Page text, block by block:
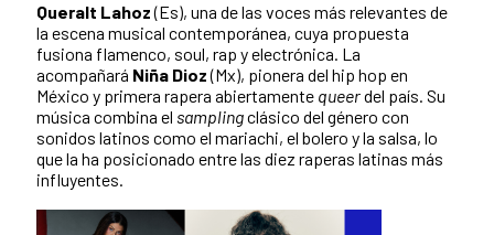
Queralt Lahoz(Es), una de las voces más relevantes de
la escena musical contemporánea, cuya propuesta
fusiona flamenco, soul, rap y electrónica. La
acompañará Niña Dioz(Mx), pionera del hip hop en
México y primera rapera abiertamente queerdel país. Su
música combina el samplingclásico del género con
sonidos latinos como el mariachi, el bolero y la salsa, lo
que la ha posicionado entre las diez raperas latinas más
influyentes.